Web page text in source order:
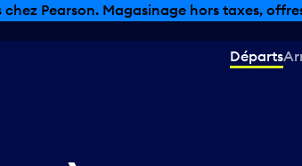
Pearson. Magasinage hors taxes,
Départs